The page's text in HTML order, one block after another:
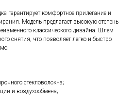
гарантирует комфортное прилегание и
Модель предлагает высокую степень
классического дизайна. Шлем
снятия, что позволяет легко и быстро
стекловолокна;
и воздухообмена;